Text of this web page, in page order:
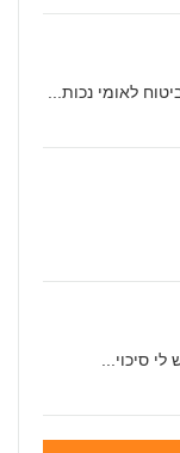
לאומי נכות...